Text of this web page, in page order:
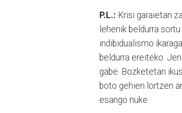
P.L.: Krisi garaietan
lehenik beldurra
indibidualismo
beldurra ereiteko.
gabe. Bozketetan
boto gehien lortzen
esango nuke.